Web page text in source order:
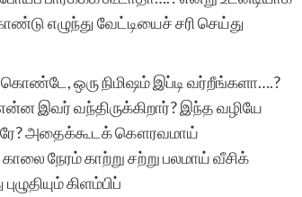
எழுந்து வேட்டியைச் சரி செய்து
ஒரு நிமிஷம் இப்டி வர்றீங்களா….?
இவர் வந்திருக்கிறார்? இந்த வழியே
அதைக்கூடக் கௌரவமாய்
நேரம் காற்று சற்று பலமாய் வீசிக்
கிளம்பிப்